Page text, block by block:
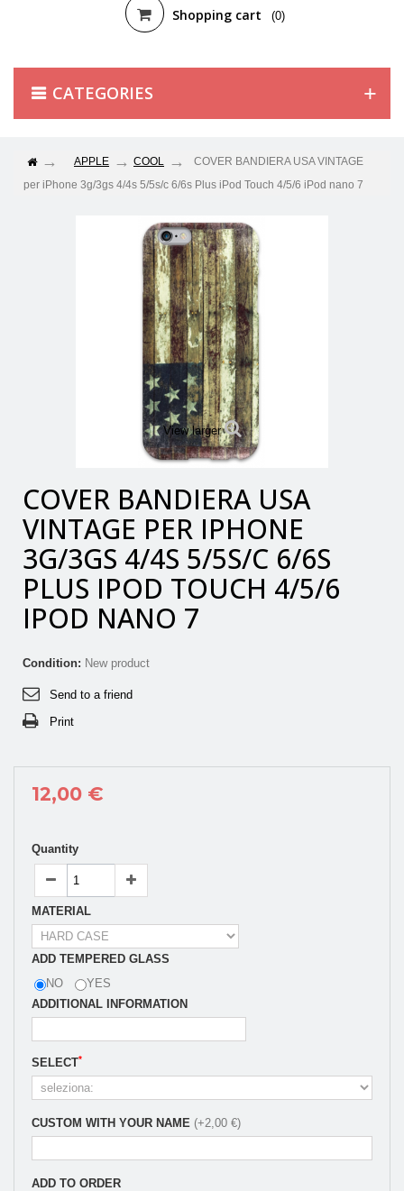
Shopping cart (0)
CATEGORIES
APPLE COOL
COVER BANDIERA USA VINTAGE
per iPhone 3g/3gs 4/4s 5/5s/c 6/6s Plus iPod Touch 4/5/6 iPod nano 7
View larger
COVER BANDIERA USA
VINTAGE PER IPHONE
3G/3GS 4/4S 5/5S/C 6/6S
PLUS IPOD TOUCH 4/5/6
IPOD NANO 7
Condition: New product
Send to a friend
Print
12,00 €
Quantity
MATERIAL
ADD TEMPERED GLASS
NO
YES
ADDITIONAL INFORMATION
SELECT*
CUSTOM WITH YOUR NAME (+2,00 €)
ADD TO ORDER